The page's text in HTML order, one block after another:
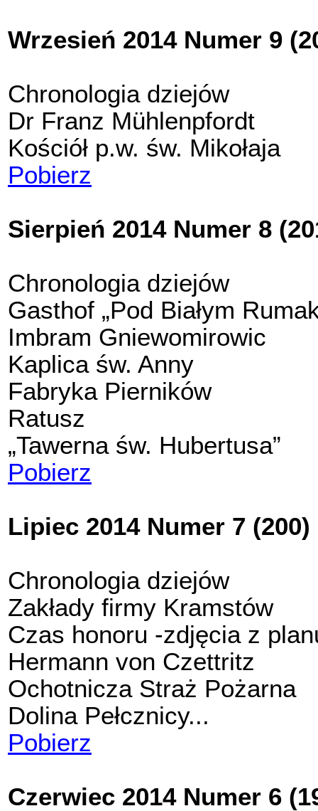
Wrzesień 2014 Numer 9
Chronologia dziejów
Dr Franz Mühlenpfordt
Kościół p.w. św. Mikołaja
Pobierz
Sierpień 2014 Numer 8
Chronologia dziejów
Gasthof „Pod Białym
Imbram Gniewomirowic
Kaplica św. Anny
Fabryka Pierników
Ratusz
„Tawerna św. Hubertusa”
Pobierz
Lipiec 2014 Numer 7 (200)
Chronologia dziejów
Zakłady firmy Kramstów
Czas honoru -zdjęcia z
Hermann von Czettritz
Ochotnicza Straż Pożarna
Dolina Pełcznicy...
Pobierz
Czerwiec 2014 Numer 6